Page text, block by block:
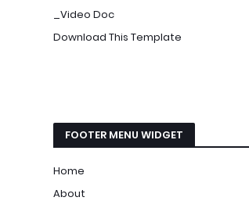
_Video Doc
Download This Template
FOOTER MENU WIDGET
Home
About